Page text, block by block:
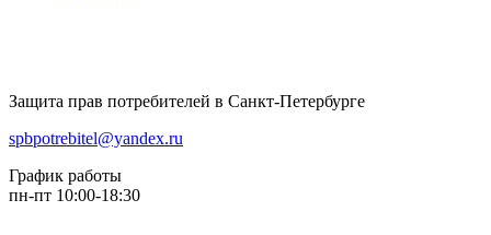
Защита прав потребителей в Санкт-Петербурге
spbpotrebitel@yandex.ru
График работы
пн-пт 10:00-18:30